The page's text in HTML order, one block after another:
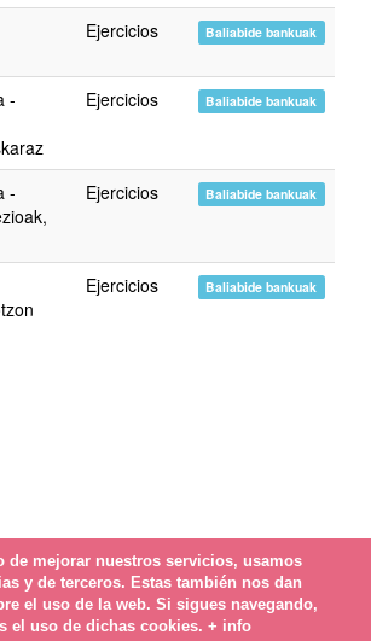
Ejercicios Baliabide bankuak
-
Ejercicios Baliabide bankuak
-
Ejercicios Baliabide bankuak
Ejercicios Baliabide bankuak
de mejorar nuestros servicios, usamos
y de terceros. Estas también nos dan
el uso de la web. Si sigues navegando,
el uso de dichas cookies. + info